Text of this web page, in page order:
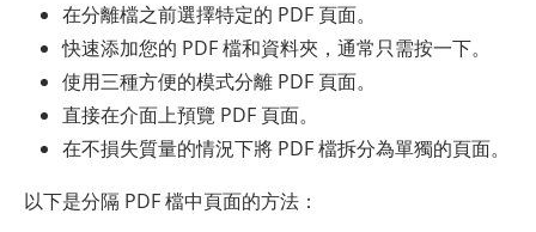
在分離檔之前選擇特定的 PDF 頁面。
快速添加您的 PDF 檔和資料夾，通常只需按一下。
使用三種方便的模式分離 PDF 頁面。
直接在介面上預覽 PDF 頁面。
在不損失質量的情況下將 PDF 檔拆分為單獨的頁面。
以下是分隔 PDF 檔中頁面的方法：